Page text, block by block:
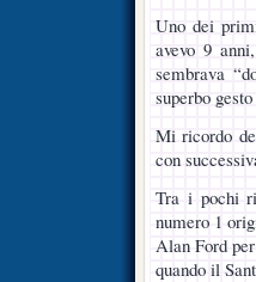
Uno dei
avevo 9
sembrava
superbo
Mi ricordo
con
Tra i pochi
numero 1
Alan Ford
quando il